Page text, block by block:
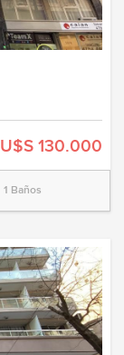
U$S 130.000
1 Baños